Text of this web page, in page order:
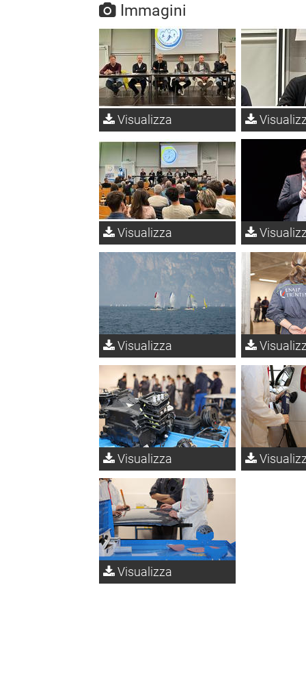
Immagini
Visualizza
Visualizza
Visualizza
Visualizza
Visualizza